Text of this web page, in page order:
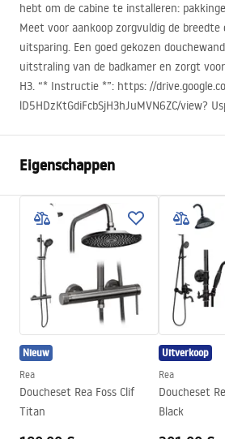
hebt om de cabine te installeren:
Meet voor aankoop zorgvuldig de
uitsparing. Een goed gekozen
uitstraling van de badkamer en zorgt
H3. “* Instructie *”: https: //
lD5HDzKtGdiFcbSjH3hJuMVN6ZC/view?
Eigenschappen
Afmetingen (deur x wand)
100x80
Kleur
zwart
Type cabine
Hoek
De kleur van het glas
De manier van openen
Installatie
Op het
vloer
Hoogte (mm)
Richting van de cabine
Garantie
24
Nieuw
Rea
Doucheset Rea Foss Clif
Titan
Uitverkoop
Rea
Doucheset
Black